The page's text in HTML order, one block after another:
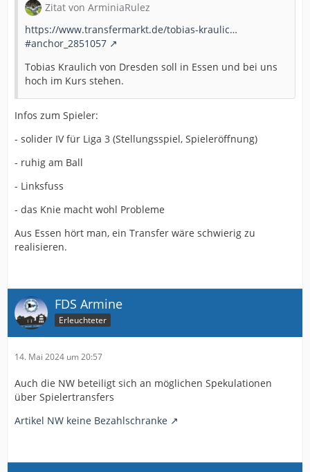
Zitat von ArminiaRulez
https://www.transfermarkt.de/tobias-kraulic…
#anchor_2851057
Tobias Kraulich von Dresden soll in Essen und bei uns
hoch im Kurs stehen.
Infos zum Spieler:
- solider IV für Liga 3 (Stellungsspiel, Spieleröffnung)
- ruhig am Ball
- Linksfuss
- das Knie macht wohl Probleme
Aus Essen hört man, ein Transfer wäre schwierig zu
realisieren.
FDS Armine
Erleuchteter
14. Mai 2024 um 20:57
Auch die NW beteiligt sich an möglichen Spekulationen
über Spielertransfers
Artikel NW keine Bezahlschranke